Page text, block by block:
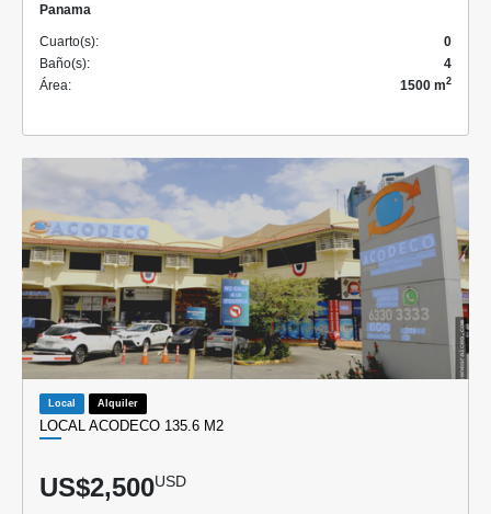
Panama
Cuarto(s):
0
Baño(s):
4
Área:
1500 m2
Local Alquiler
LOCAL ACODECO 135.6 M2
US$2,500USD